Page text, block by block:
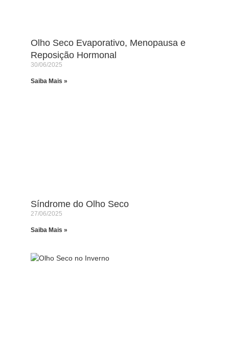
Olho Seco Evaporativo, Menopausa e
Reposição Hormonal
30/06/2025
Saiba Mais »
Síndrome do Olho Seco
27/06/2025
Saiba Mais »